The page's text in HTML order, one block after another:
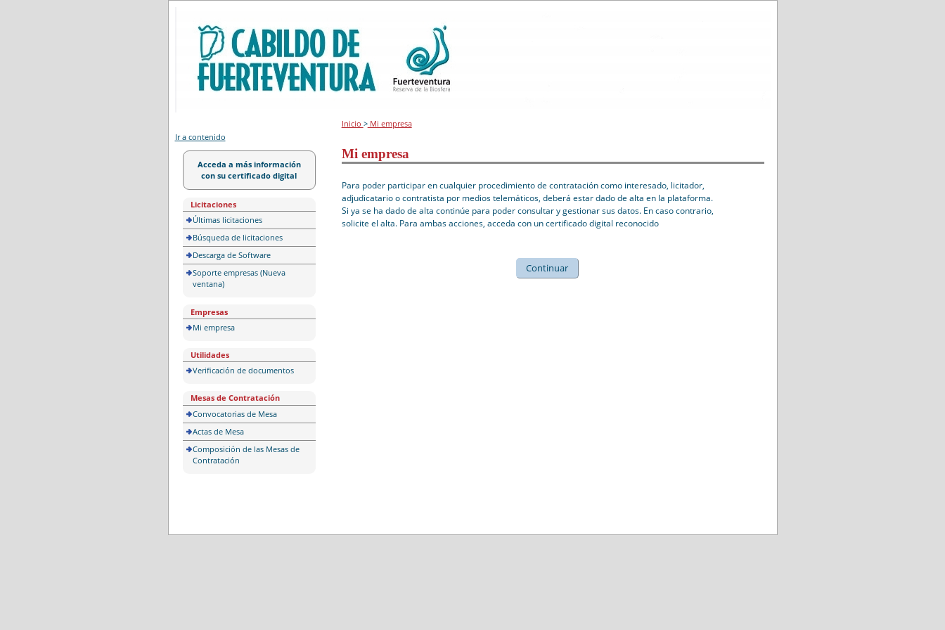
Ir a contenido
Acceda a más información
con su certificado digital
Licitaciones
Últimas licitaciones
Búsqueda de licitaciones
Descarga de Software
Soporte empresas (Nueva
ventana)
Empresas
Mi empresa
Utilidades
Verificación de documentos
Mesas de Contratación
Convocatorias de Mesa
Actas de Mesa
Composición de las Mesas de
Contratación
Inicio >Mi empresa
Mi empresa
Para poder participar en cualquier procedimiento de contratación como interesado, licitador,
adjudicatario o contratista por medios telemáticos, deberá estar dado de alta en la plataforma.
Si ya se ha dado de alta continúe para poder consultar y gestionar sus datos. En caso contrario,
solicite el alta. Para ambas acciones, acceda con un certificado digital reconocido
Continuar